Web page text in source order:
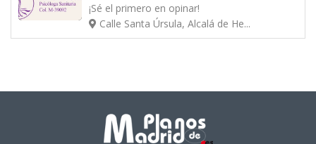
¡Sé el primero en opinar!
Calle Santa Úrsula, Alcalá de He...